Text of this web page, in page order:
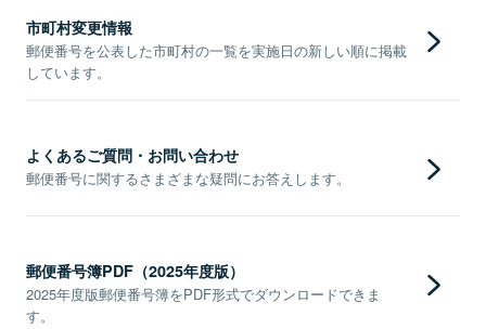
市町村変更情報
郵便番号を公表した市町村の一覧を実施日の新しい順に掲載
しています。
よくあるご質問・お問い合わせ
郵便番号に関するさまざまな疑問にお答えします。
郵便番号簿PDF（2025年度版）
2025年度版郵便番号簿をPDF形式でダウンロードできま
す。